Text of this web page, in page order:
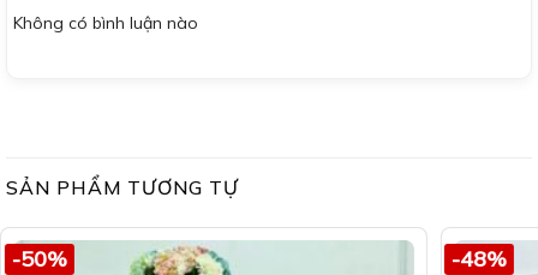
Không có bình luận nào
SẢN PHẨM TƯƠNG TỰ
-50% -48%